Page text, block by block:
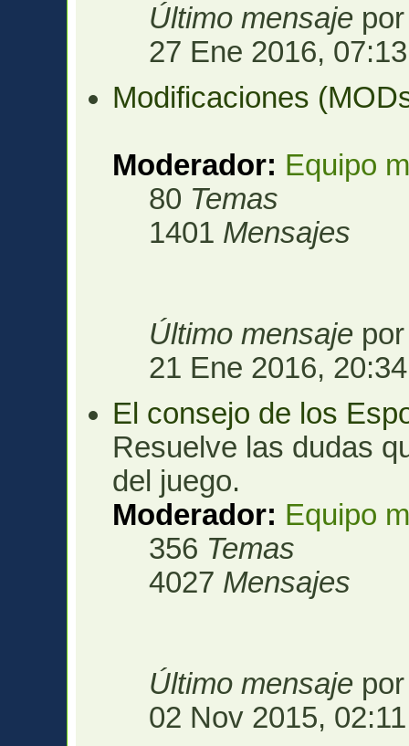
Último mensaje
27 Ene 2016, 07:13
Modificaciones
Moderador: Equipo
80 Temas
1401 Mensajes
Último mensaje
21 Ene 2016, 20:34
El consejo de los
Resuelve las dudas
del juego.
Moderador: Equipo
356 Temas
4027 Mensajes
Último mensaje
02 Nov 2015, 02:11